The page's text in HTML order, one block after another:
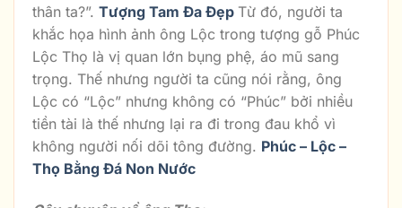
thân ta?”. Tượng Tam Đa Đẹp Từ đó, người ta
khắc họa hình ảnh ông Lộc trong tượng gỗ Phúc
Lộc Thọ là vị quan lớn bụng phệ, áo mũ sang
trọng. Thế nhưng người ta cũng nói rằng, ông
Lộc có “Lộc” nhưng không có “Phúc” bởi nhiều
tiền tài là thế nhưng lại ra đi trong đau khổ vì
không người nối dõi tông đường. Phúc – Lộc –
Thọ Bằng Đá Non Nước